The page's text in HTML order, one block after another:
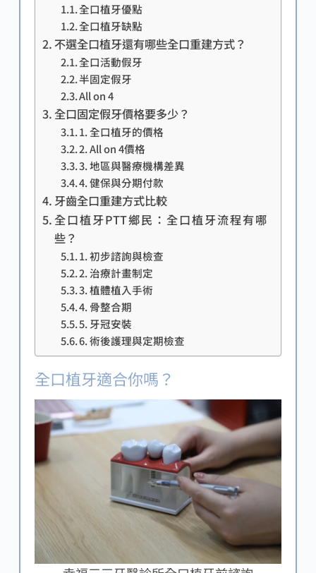
全口植牙優點
全口植牙缺點
不選全口植牙還有哪些全口重建方式？
全口活動假牙
半固定假牙
All on 4
全口固定假牙價格要多少？
1. 全口植牙的價格
2. All on 4價格
3. 地區與醫療機構差異
4. 健保與分期付款
牙齒全口重建方式比較
全口植牙PTT鄉民：全口植牙流程有哪
些？
1. 初步諮詢與檢查
2. 治療計畫制定
3. 植體植入手術
4. 骨整合期
5. 牙冠安裝
6. 術後護理與定期檢查
全口植牙適合你嗎？